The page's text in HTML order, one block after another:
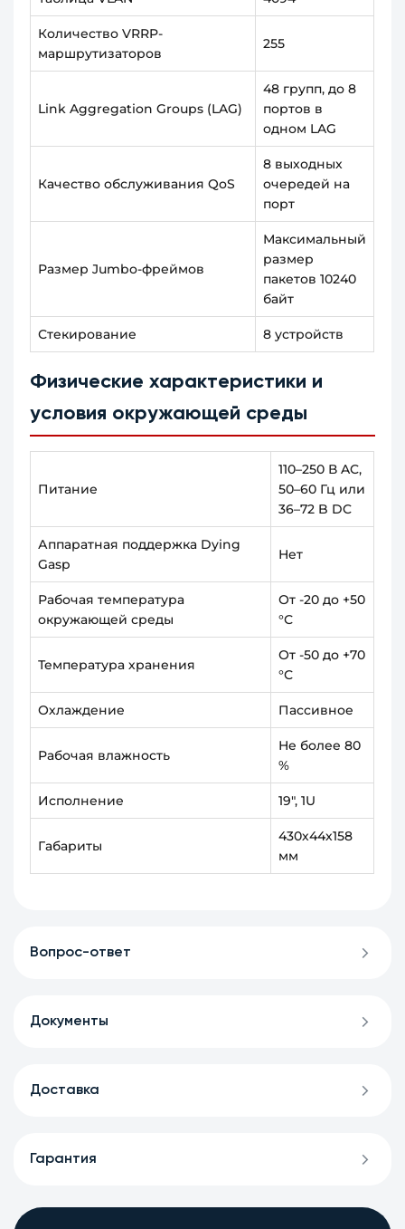
Количество VRRP-
маршрутизаторов
255
Link Aggregation Groups (LAG)
48 групп, до 8
портов в
одном LAG
Качество обслуживания QoS
8 выходных
очередей на
порт
Размер Jumbo-фреймов
Максимальный
размер
пакетов 10240
байт
Стекирование 8 устройств
Физические характеристики и
условия окружающей среды
Питание
110–250 В AC,
50–60 Гц или
36–72 B DC
Аппаратная поддержка Dying
Gasp
Нет
Рабочая температура
окружающей среды
От -20 до +50
°С
Температура хранения
От -50 до +70
°С
Охлаждение Пассивное
Рабочая влажность
Не более 80
%
Исполнение 19", 1U
Габариты
430х44х158
мм
Вопрос-ответ
Документы
Доставка
Гарантия